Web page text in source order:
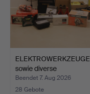
ELEKTROWERKZEUGE
sowie diverse
Handwerkzeu…
Beendet 7. Aug 2026
28 Gebote